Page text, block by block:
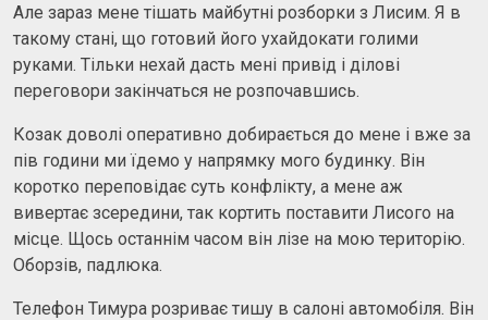
Але зараз мене тішать майбутні розборки з Лисим. Я в
такому стані, що готовий його ухайдокати голими
руками. Тільки нехай дасть мені привід і ділові
переговори закінчаться не розпочавшись.
Козак доволі оперативно добирається до мене і вже за
пів години ми їдемо у напрямку мого будинку. Він
коротко переповідає суть конфлікту, а мене аж
вивертає зсередини, так кортить поставити Лисого на
місце. Щось останнім часом він лізе на мою територію.
Оборзів, падлюка.
Телефон Тимура розриває тишу в салоні автомобіля. Він